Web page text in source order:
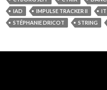
IAD
IMPULSE TRACKER II IT
STÉPHANIE DRICOT
STRING